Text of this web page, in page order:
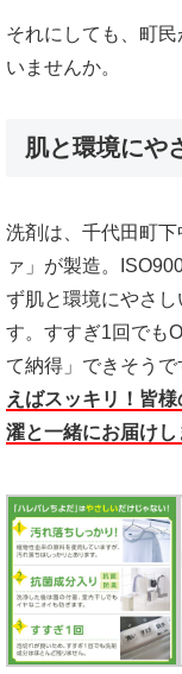
それにしても、町
いませんか。
肌と環境にや
洗剤は、千代田町
ァ」が製造。
ず肌と環境にやさ
す。すすぎ1回でも
て納得」できそうで
えばスッキリ！皆
濯と一緒にお届けし